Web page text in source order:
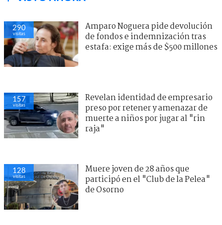
290
visitas
Amparo Noguera pide devolución
de fondos e indemnización tras
estafa: exige más de $500 millones
157
visitas
Revelan identidad de empresario
preso por retener y amenazar de
muerte a niños por jugar al "rin
raja"
128
visitas
Muere joven de 28 años que
participó en el "Club de la Pelea"
de Osorno